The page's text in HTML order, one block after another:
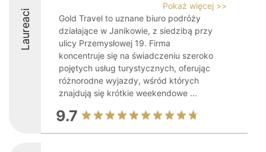
Laureaci
Pokaż więcej >>
Gold Travel to uznane biuro podróży
działające w Janikowie, z siedzibą przy
ulicy Przemysłowej 19. Firma
koncentruje się na świadczeniu szeroko
pojętych usług turystycznych, oferując
różnorodne wyjazdy, wśród których
znajdują się krótkie weekendowe ...
9.7